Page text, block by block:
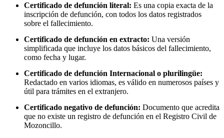
Certificado de defunción literal: Es una copia exacta de la
inscripción de defunción, con todos los datos registrados
sobre el fallecimiento.
Certificado de defunción en extracto: Una versión
simplificada que incluye los datos básicos del fallecimiento,
como fecha y lugar.
Certificado de defunción Internacional o plurilingüe:
Redactado en varios idiomas, es válido en numerosos países y
útil para trámites en el extranjero.
Certificado negativo de defunción: Documento que acredita
que no existe un registro de defunción en el Registro Civil de
Mozoncillo.